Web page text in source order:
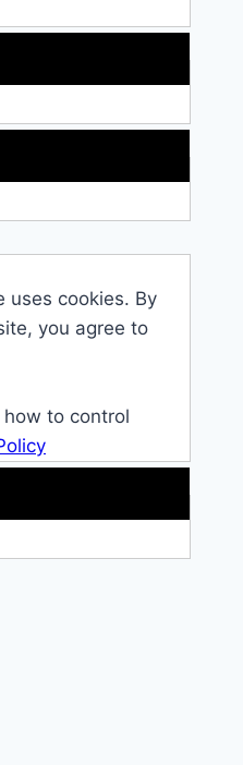
uses cookies. By
you agree to
to control